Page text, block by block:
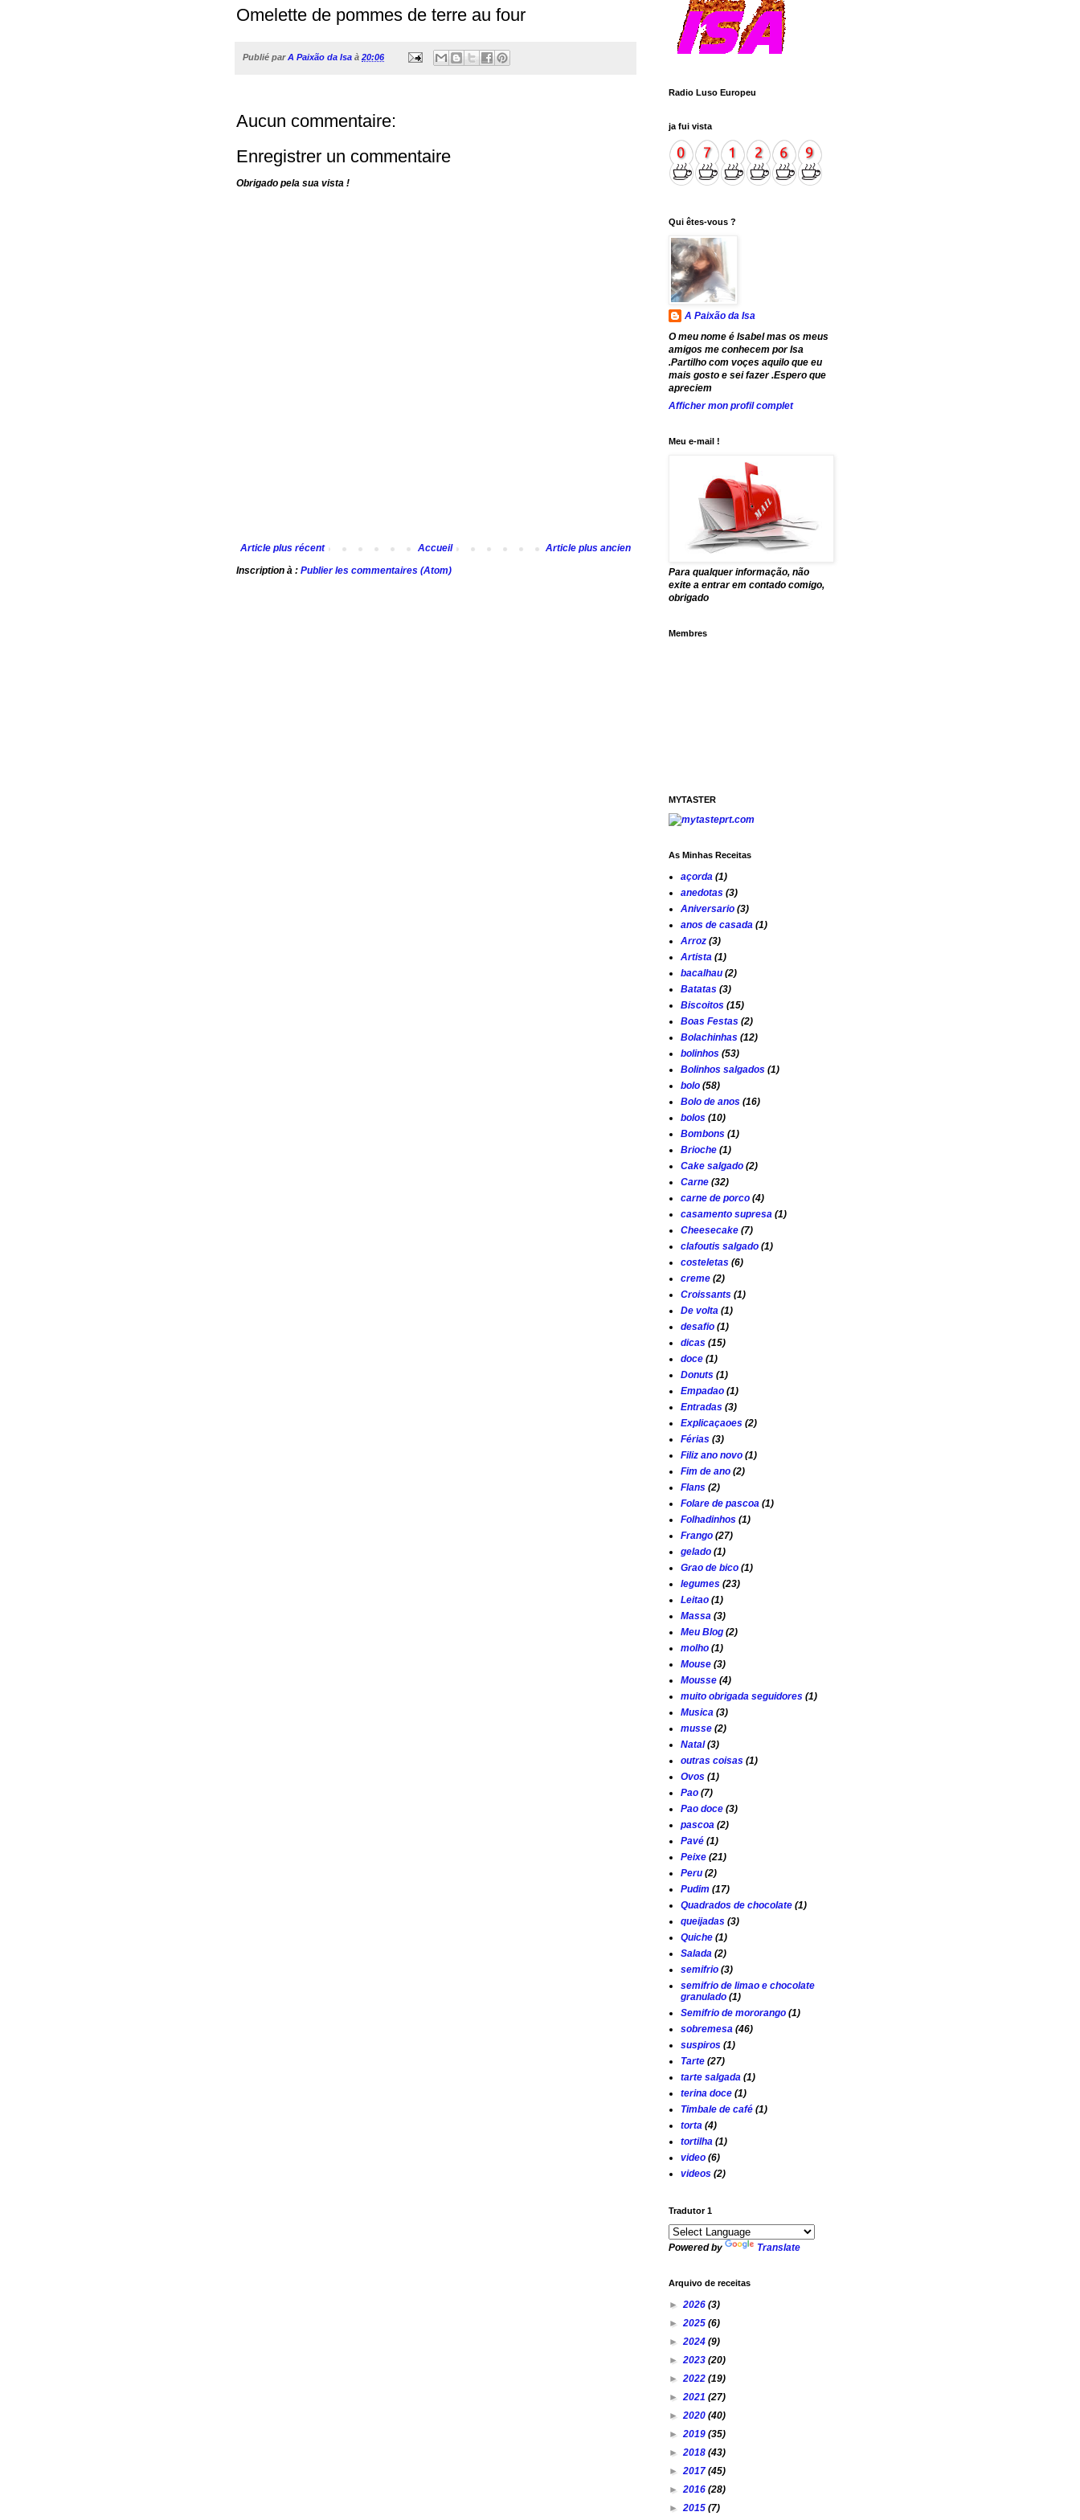
Omelette de pommes de terre au four
Publié parA Paixão da Isa à 20:06
Aucun commentaire:
Enregistrer un commentaire
Obrigado pela sua vista !
Article plus récent Article plus ancien
Accueil
Inscription à : Publier les commentaires (Atom)
Radio Luso Europeu
ja fui vista
Qui êtes-vous ?
A Paixão da Isa
O meu nome é Isabel mas os meus
amigos me conhecem por Isa
.Partilho com voçes aquilo que eu
mais gosto e sei fazer .Espero que
apreciem
Afficher mon profil complet
Meu e-mail !
Para qualquer informação, não
exite a entrar em contado comigo,
obrigado
Membres
MYTASTER
As Minhas Receitas
açorda (1)
anedotas (3)
Aniversario (3)
anos de casada (1)
Arroz (3)
Artista (1)
bacalhau (2)
Batatas (3)
Biscoitos (15)
Boas Festas (2)
Bolachinhas (12)
bolinhos (53)
Bolinhos salgados (1)
bolo (58)
Bolo de anos (16)
bolos (10)
Bombons (1)
Brioche (1)
Cake salgado (2)
Carne (32)
carne de porco (4)
casamento supresa (1)
Cheesecake (7)
clafoutis salgado (1)
costeletas (6)
creme (2)
Croissants (1)
De volta (1)
desafio (1)
dicas (15)
doce (1)
Donuts (1)
Empadao (1)
Entradas (3)
Explicaçaoes (2)
Férias (3)
Filiz ano novo (1)
Fim de ano (2)
Flans (2)
Folare de pascoa (1)
Folhadinhos (1)
Frango (27)
gelado (1)
Grao de bico (1)
legumes (23)
Leitao (1)
Massa (3)
Meu Blog (2)
molho (1)
Mouse (3)
Mousse (4)
muito obrigada seguidores (1)
Musica (3)
musse (2)
Natal (3)
outras coisas (1)
Ovos (1)
Pao (7)
Pao doce (3)
pascoa (2)
Pavé (1)
Peixe (21)
Peru (2)
Pudim (17)
Quadrados de chocolate (1)
queijadas (3)
Quiche (1)
Salada (2)
semifrio (3)
semifrio de limao e chocolate
granulado (1)
Semifrio de mororango (1)
sobremesa (46)
suspiros (1)
Tarte (27)
tarte salgada (1)
terina doce (1)
Timbale de café (1)
torta (4)
tortilha (1)
video (6)
videos (2)
Tradutor 1
Powered by Translate
Arquivo de receitas
► 2026 (3)
► 2025 (6)
► 2024 (9)
► 2023 (20)
► 2022 (19)
► 2021 (27)
► 2020 (40)
► 2019 (35)
► 2018 (43)
► 2017 (45)
► 2016 (28)
► 2015 (7)